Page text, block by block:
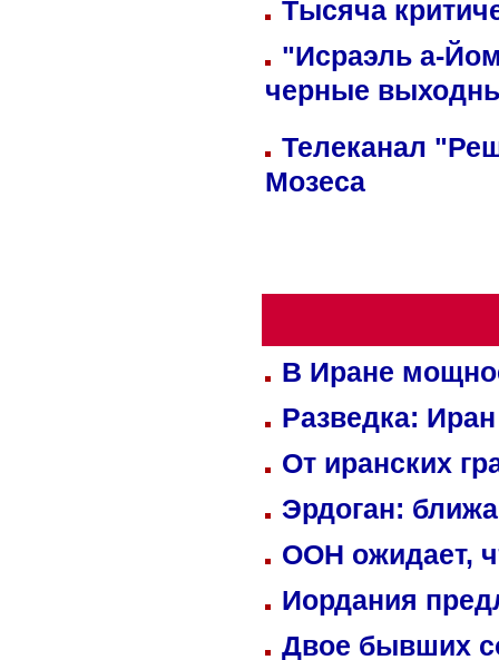
Тысяча
"Исраэль а-
черные
Телеканал
Мозеса
В Иране
Разведка:
От иранских
Эрдоган:
ООН ожидает,
Иордания
Двое бывших